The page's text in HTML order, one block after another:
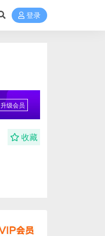
登录
升级会员
收藏